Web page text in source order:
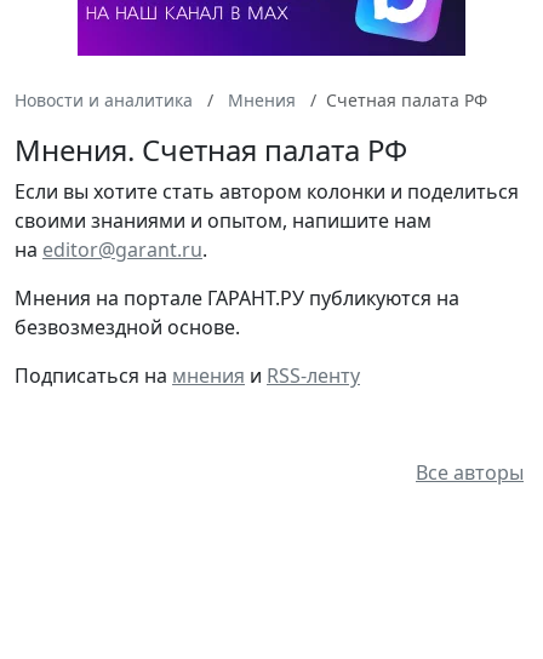
Новости и аналитика Мнения Счетная палата РФ
Мнения. Счетная палата РФ
Если вы хотите стать автором колонки и поделиться
своими знаниями и опытом, напишите нам
на editor@garant.ru.
Мнения на портале ГАРАНТ.РУ публикуются на
безвозмездной основе.
Подписаться на мнения и RSS-ленту
Все авторы